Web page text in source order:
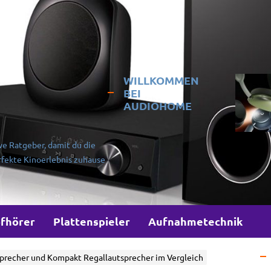
Ratgeber, damit du die
Kinoerlebnis zuhause
WILLKOMMEN
BEI
AUDIOHOME
Plattenspieler Aufnahmetechnik
und Kompakt Regallautsprecher im Vergleich